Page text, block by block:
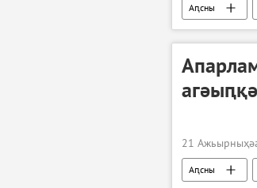
Аԥсны
21
Аԥсны